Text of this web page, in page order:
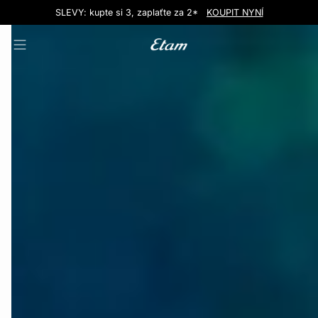
Doručení do obchodu zdarma!
SLEVY: kupte si 3, zaplaťte za 2* KOUPIT NYNÍ
Love EDIT: podprsenka + kalhotky za 999 KčKOUPIT NYNÍ